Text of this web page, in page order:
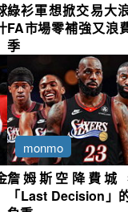
綠衫軍想掀交易大
FA市場零補強又浪
季
monmo
詹姆斯空降費城
「Last Decision」